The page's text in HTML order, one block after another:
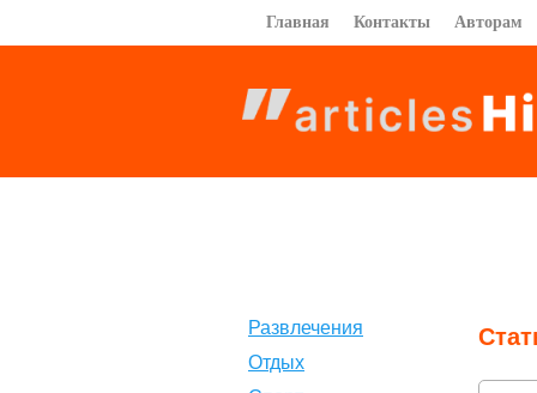
Главная Контакты Авторам
Развлечения
Отдых